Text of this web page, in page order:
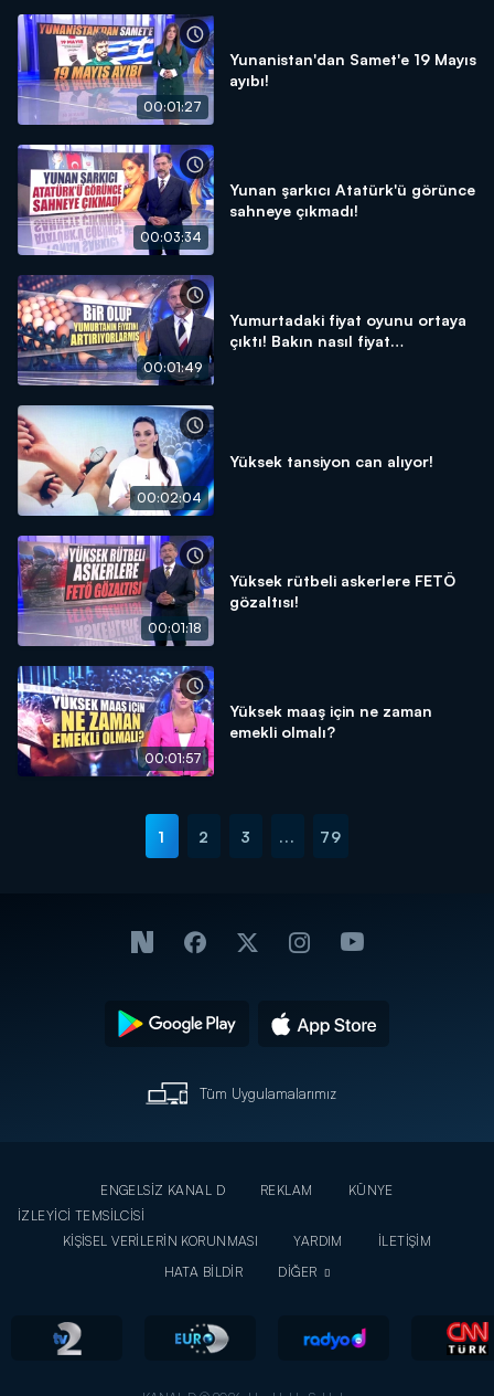
00:01:27
Yunanistan'dan Samet'e 19 Mayıs
ayıbı!
00:03:34
Yunan şarkıcı Atatürk'ü görünce
sahneye çıkmadı!
00:01:49
Yumurtadaki fiyat oyunu ortaya
çıktı! Bakın nasıl fiyat
00:02:04
Yüksek tansiyon can alıyor!
00:01:18
Yüksek rütbeli askerlere FETÖ
gözaltısı!
00:01:57
Yüksek maaş için ne zaman
emekli olmalı?
1 2 3 ... 79
Tüm Uygulamalarımız
ENGELSİZ KANAL D REKLAM
KÜNYE
İZLEYİCİ TEMSİLCİSİ
KİŞİSEL VERİLERİN KORUNMASI
YARDIM
İLETİŞİM
HATA BİLDİR
DİĞER